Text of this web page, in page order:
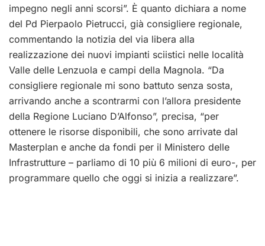
impegno negli anni scorsi”. È quanto dichiara a nome
del Pd Pierpaolo Pietrucci, già consigliere regionale,
commentando la notizia del via libera alla
realizzazione dei nuovi impianti sciistici nelle località
Valle delle Lenzuola e campi della Magnola. “Da
consigliere regionale mi sono battuto senza sosta,
arrivando anche a scontrarmi con l’allora presidente
della Regione Luciano D’Alfonso”, precisa, “per
ottenere le risorse disponibili, che sono arrivate dal
Masterplan e anche da fondi per il Ministero delle
Infrastrutture – parliamo di 10 più 6 milioni di euro-, per
programmare quello che oggi si inizia a realizzare”.